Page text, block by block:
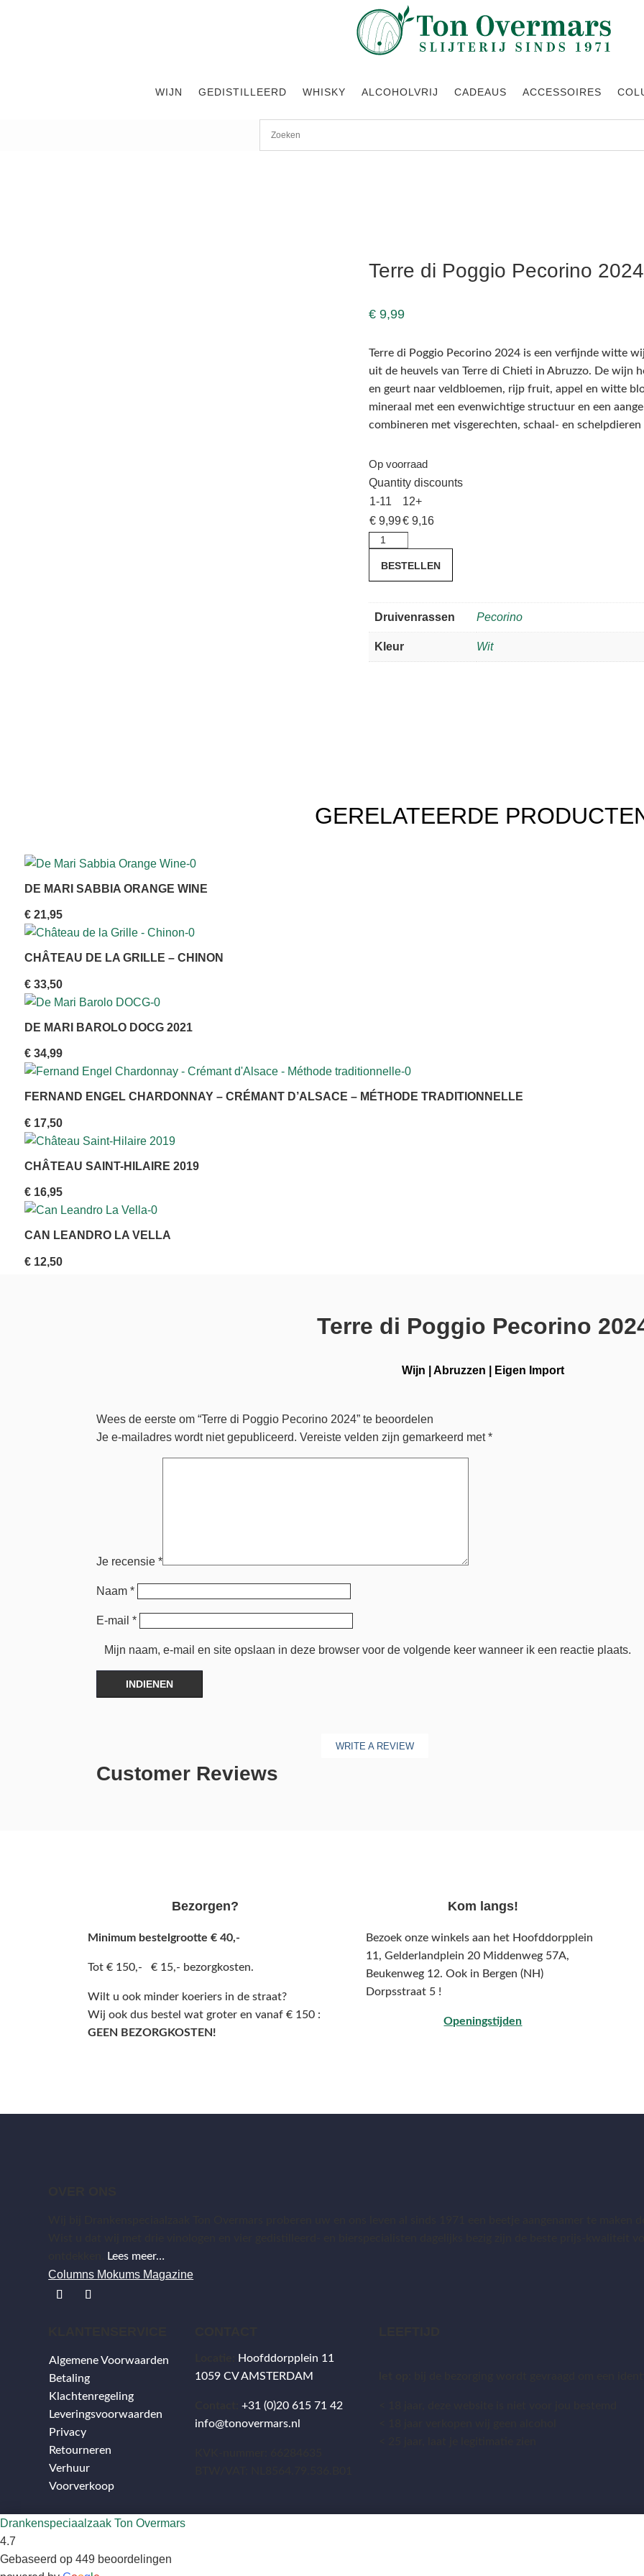
WIJN GEDISTILLEERD WHISKY ALCOHOLVRIJ CADEAUS ACCESSOIRES
Terre di Poggio Pecorino 2024
€9,99
Terre di Poggio Pecorino 2024 is een verfijnde witte
uit de heuvels van Terre di Chieti in Abruzzo. De wijn
en geurt naar veldbloemen, rijp fruit, appel en witte
mineraal met een evenwichtige structuur en een
combineren met visgerechten, schaal- en schelpdieren
Op voorraad
Quantity discounts
1-11
12+
€9,99€9,16
Terre
2024
BESTELLEN
Druivenrassen Pecorino
Kleur Wit
GERELATEERDE
DE MARI SABBIA ORANGE WINE
€21,95
CHÂTEAU DE LA GRILLE – CHINON
€33,50
DE MARI BAROLO DOCG 2021
€34,99
FERNAND ENGEL CHARDONNAY – CRÉMANT D’ALSACE – MÉTHODE TRADITIONNELLE
€17,50
CHÂTEAU SAINT-HILAIRE 2019
€16,95
CAN LEANDRO LA VELLA
€12,50
Terre di Poggio Pecorino
Wijn Abruzzen Eigen Import
Wees de eerste om “Terre di Poggio Pecorino 2024” te beoordelen
Je e-mailadres wordt niet gepubliceerd. Vereiste velden zijn gemarkeerd met*
Je recensie*
Naam*
E-mail*
Mijn naam, e-mail en site opslaan in deze browser voor de volgende keer wanneer ik een reactie plaats.
INDIENEN
Customer Reviews
WRITE A REVIEW
Bezorgen?
Minimum bestelgrootte € 40,-
Tot € 150,- € 15,- bezorgkosten.
Wilt u ook minder koeriers in de straat?
Wij ook dus bestel wat groter en vanaf € 150 :
GEEN BEZORGKOSTEN!
Kom langs!
Bezoek onze winkels aan het Hoofddorpplein
11, Gelderlandplein 20 Middenweg 57A,
Beukenweg 12. Ook in Bergen (NH)
Dorpsstraat 5 !
Openingstijden
Lees meer…
Columns Mokums Magazine
Algemene Voorwaarden
Betaling
Klachtenregeling
Leveringsvoorwaarden
Privacy
Retourneren
Verhuur
Voorverkoop
Hoofddorpplein 11
1059 CV AMSTERDAM
+31 (0)20 615 71 42
info@tonovermars.nl
Drankenspeciaalzaak Ton Overmars
4.7
Gebaseerd op 449 beoordelingen